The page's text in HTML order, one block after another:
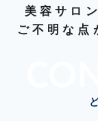
美容サロ
ご不明な点